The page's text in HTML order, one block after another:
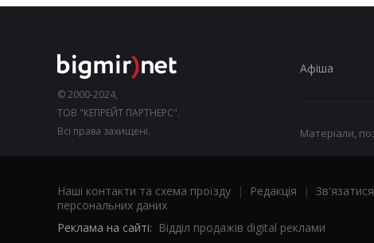
© 2000-2024,
ТОВ "КЕПРЕЙТ ПАРТНЕРС".
Всі права захищені.
Афіша
Матеріали,
Наші контакти та схема проїзду | Редакція |
персональних даних
Реклама на сайті: Відділ продажів digital реклами